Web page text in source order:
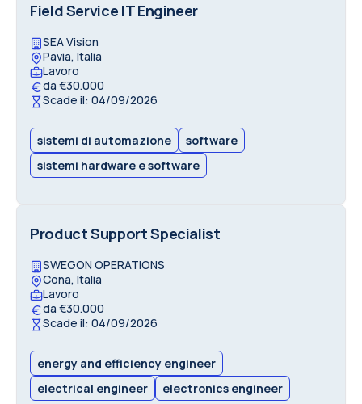
Field Service IT Engineer
SEA Vision
Pavia, Italia
Lavoro
da €30.000
Scade il: 04/09/2026
sistemi di automazione
software
sistemi hardware e software
Product Support Specialist
SWEGON OPERATIONS
Cona, Italia
Lavoro
da €30.000
Scade il: 04/09/2026
energy and efficiency engineer
electrical engineer
electronics engineer